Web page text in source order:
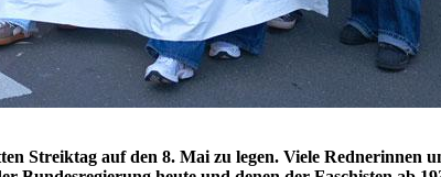
Streiktag auf den 8. Mai zu legen. Viele Rednerinnen